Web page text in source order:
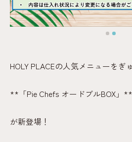
HOLY PLACEの人気メニューをぎ
**「Pie Chefs オードブルBOX」**
が新登場！